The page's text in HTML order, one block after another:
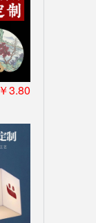
￥3.80